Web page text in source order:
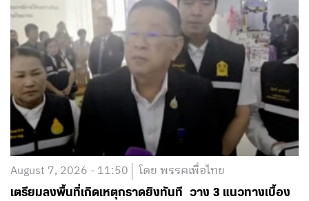
August 7, 2026 - 11:50 โดย พรรคเพื่อไทย
เตรียมลงพื้นที่เกิดเหตุกราดยิงทันที วาง 3 แนวทางเบื้อง